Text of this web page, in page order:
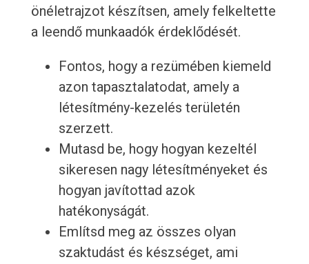
önéletrajzot készítsen, amely felkeltette
a leendő munkaadók érdeklődését.
Fontos, hogy a rezümében kiemeld
azon tapasztalatodat, amely a
létesítmény-kezelés területén
szerzett.
Mutasd be, hogy hogyan kezeltél
sikeresen nagy létesítményeket és
hogyan javítottad azok
hatékonyságát.
Említsd meg az összes olyan
szaktudást és készséget, ami